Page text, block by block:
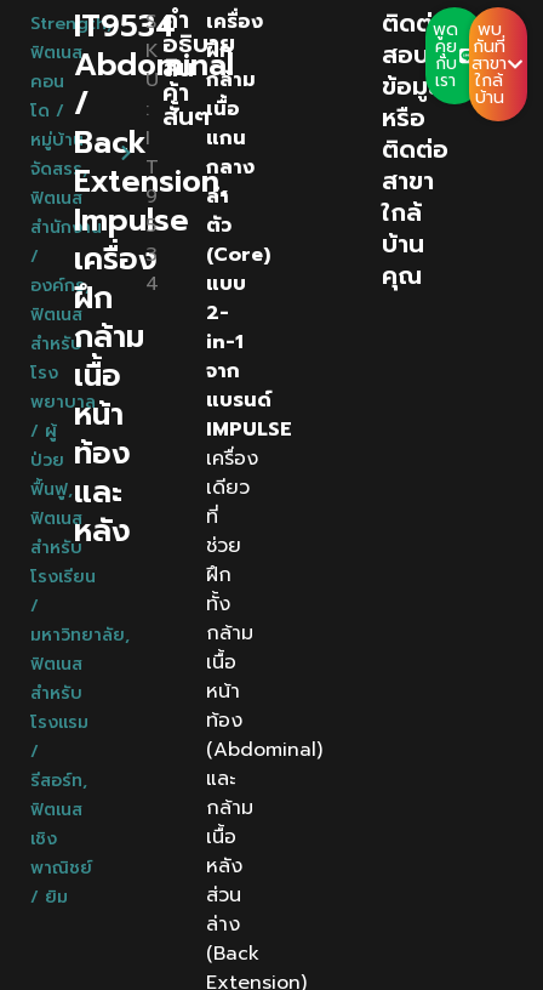
Strength,
ฟิตเนส
คอน
โด /
หมู่บ้าน
จัดสรร,
ฟิตเนส
สำนักงาน
/
องค์กร,
ฟิตเนส
สำหรับ
โรง
พยาบาล
/ ผู้
ป่วย
ฟื้นฟู,
ฟิตเนส
สำหรับ
โรงเรียน
/
มหาวิทยาลัย,
ฟิตเนส
สำหรับ
โรงแรม
/
รีสอร์ท,
ฟิตเนส
เชิง
พาณิชย์
/ ยิม
IT9534
Abdominal
/
Back
Extension,
Impulse
เครื่อง
ฝึก
กล้าม
เนื้อ
หน้า
ท้อง
และ
หลัง
S
K
U
:
I
T
9
5
3
4
คํา
อธิบาย
สิน
ค้า
สั้นๆ
เครื่อง
ฝึก
กล้าม
เนื้อ
แกน
กลาง
ลำ
ตัว
(Core)
แบบ
2-
in-1
จาก
แบรนด์
IMPULSE
เครื่อง
เดียว
ที่
ช่วย
ฝึก
ทั้ง
กล้าม
เนื้อ
หน้า
ท้อง
(Abdominal)
และ
กล้าม
เนื้อ
หลัง
ส่วน
ล่าง
(Back
Extension)
ติดต่อ
สอบถาม
ข้อมูล
หรือ
ติดต่อ
สาขา
ใกล้
บ้าน
คุณ
พูด
คุย
กับ
เรา
พบ
กันที่
สาขา
ใกล้
บ้าน